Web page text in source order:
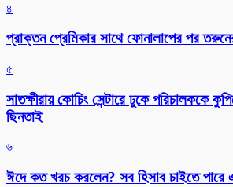
৪
প্রাক্তন প্রেমিকার সাথে ফোনালাপের পর
৫
সাতক্ষীরায় কোচিং সেন্টারে ঢুকে পরিচালককে
ছিনতাই
৬
ঈদে কত খরচ করলেন? সব হিসাব চাইতে পারে